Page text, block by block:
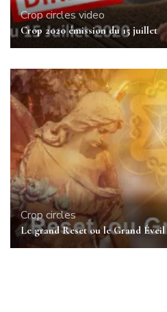
Crop circlesvideo
Crop 2020 émission du 15 juillet
Crop circles
Le grand Reset ou le Grand Éveil